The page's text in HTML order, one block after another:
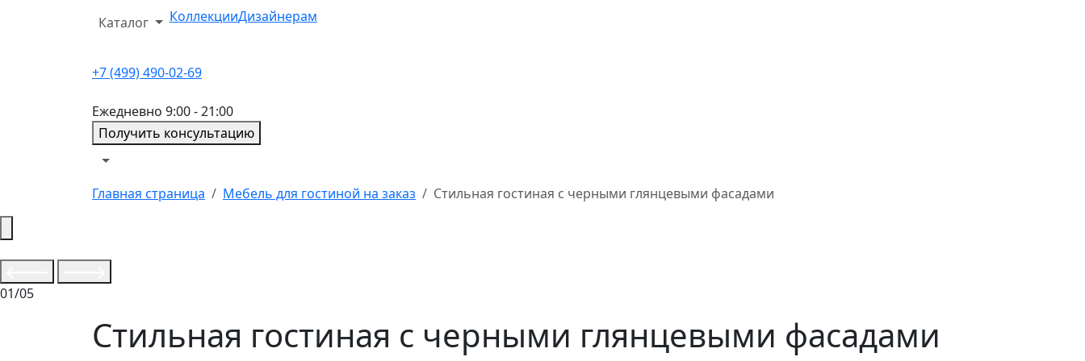
Каталог КоллекцииДизайнерам
+7 (499) 490-02-69
Ежедневно 9:00 - 21:00
Получить консультацию
Главная страница Мебель для гостиной на заказ Стильная гостиная с черными глянцевыми фасадами
01/05
Стильная гостиная с черными глянцевыми фасадами